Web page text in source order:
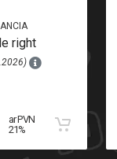
right
ar PVN
21%